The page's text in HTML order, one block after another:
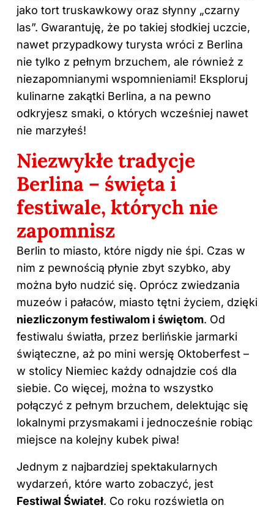
jako tort truskawkowy oraz słynny „czarny
las”. Gwarantuję, że po takiej słodkiej uczcie,
nawet przypadkowy turysta wróci z Berlina
nie tylko z pełnym brzuchem, ale również z
niezapomnianymi wspomnieniami! Eksploruj
kulinarne zakątki Berlina, a na pewno
odkryjesz smaki, o których wcześniej nawet
nie marzyłeś!
Niezwykłe tradycje
Berlina – święta i
festiwale, których nie
zapomnisz
Berlin to miasto, które nigdy nie śpi. Czas w
nim z pewnością płynie zbyt szybko, aby
można było nudzić się. Oprócz zwiedzania
muzeów i pałaców, miasto tętni życiem, dzięki
niezliczonym festiwalom i świętom. Od
festiwalu światła, przez berlińskie jarmarki
świąteczne, aż po mini wersję Oktoberfest –
w stolicy Niemiec każdy odnajdzie coś dla
siebie. Co więcej, można to wszystko
połączyć z pełnym brzuchem, delektując się
lokalnymi przysmakami i jednocześnie robiąc
miejsce na kolejny kubek piwa!
Jednym z najbardziej spektakularnych
wydarzeń, które warto zobaczyć, jest
Festiwal Świateł. Co roku rozświetla on